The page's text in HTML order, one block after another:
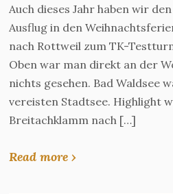
Auch dieses Jahr haben wir
Ausflug in den
nach Rottweil zum TK-
Oben war man direkt an der
nichts gesehen. Bad Waldsee
vereisten Stadtsee. Highlight
Breitachklamm nach […]
Read more ›